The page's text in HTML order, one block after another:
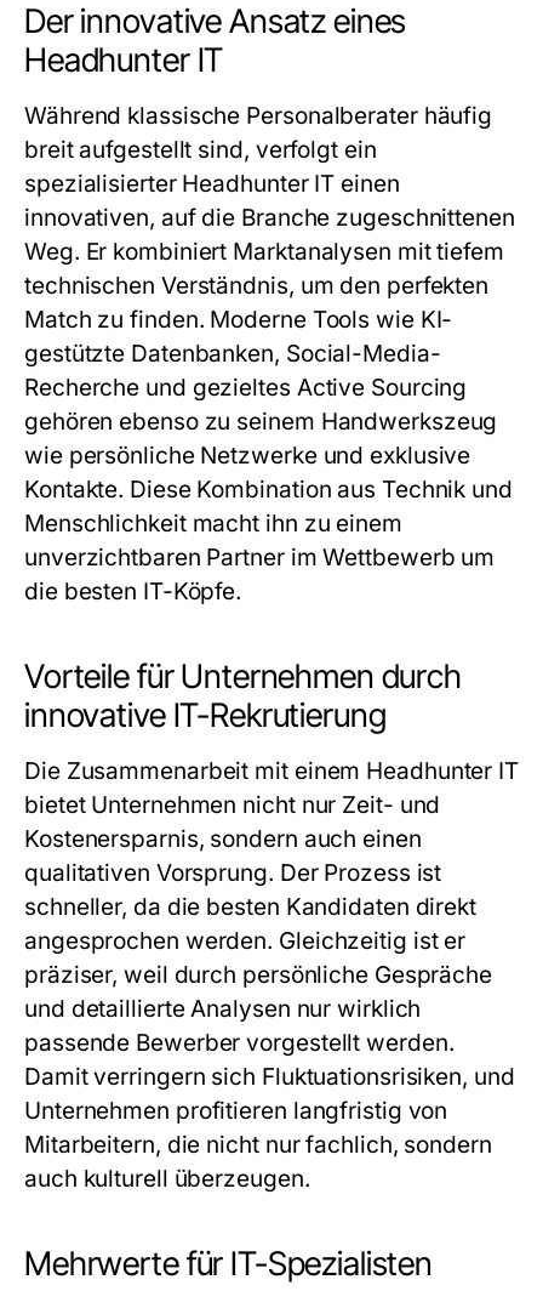
Der innovative Ansatz eines
Headhunter IT
Während klassische Personalberater häufig
breit aufgestellt sind, verfolgt ein
spezialisierter Headhunter IT einen
innovativen, auf die Branche zugeschnittenen
Weg. Er kombiniert Marktanalysen mit tiefem
technischen Verständnis, um den perfekten
Match zu finden. Moderne Tools wie KI-
gestützte Datenbanken, Social-Media-
Recherche und gezieltes Active Sourcing
gehören ebenso zu seinem Handwerkszeug
wie persönliche Netzwerke und exklusive
Kontakte. Diese Kombination aus Technik und
Menschlichkeit macht ihn zu einem
unverzichtbaren Partner im Wettbewerb um
die besten IT-Köpfe.
Vorteile für Unternehmen durch
innovative IT-Rekrutierung
Die Zusammenarbeit mit einem Headhunter IT
bietet Unternehmen nicht nur Zeit- und
Kostenersparnis, sondern auch einen
qualitativen Vorsprung. Der Prozess ist
schneller, da die besten Kandidaten direkt
angesprochen werden. Gleichzeitig ist er
präziser, weil durch persönliche Gespräche
und detaillierte Analysen nur wirklich
passende Bewerber vorgestellt werden.
Damit verringern sich Fluktuationsrisiken, und
Unternehmen profitieren langfristig von
Mitarbeitern, die nicht nur fachlich, sondern
auch kulturell überzeugen.
Mehrwerte für IT-Spezialisten